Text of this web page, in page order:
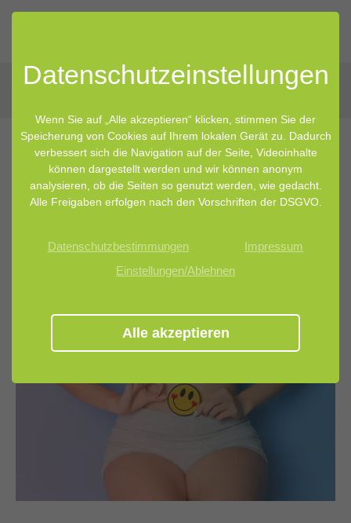
24.11.2022 10:00 von Marina Becker
Winterblues? Das Mikrobiom kann
Depression
Datenschutz­einstellungen
Wenn Sie auf „Alle akzeptieren“ klicken, stimmen Sie der
Speicherung von Cookies auf Ihrem lokalen Gerät zu. Dadurch
verbessert sich die Navigation auf der Seite, Videoinhalte
können dargestellt werden und wir können anonym
analysieren, ob die Seiten so genutzt werden, wie gedacht.
Alle Freigaben erfolgen nach den Vorschriften der DSGVO.
Datenschutzbestimmungen
Impressum
Einstellungen/Ablehnen